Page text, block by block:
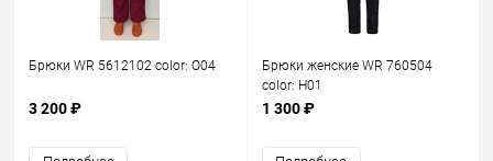
Брюки WR 5612102 color: O04
3 200 ₽
Брюки женские WR 760504
color: H01
1 300 ₽